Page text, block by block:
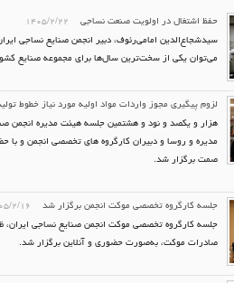
حفظ اشتغال در اولویت صنعت نساجی ۱۴۰۵/۲/۲۲
سیدشجاع‌الدین امامی‌رئوف، دبیر انجمن صنایع نساجی
می‌توان یکی از سخت‌ترین سال‌ها برای مجموعه صنایع
لزوم پیگیری مجوز واردات مواد اولیه مورد نیاز خطوط
هزار و یکصد و نود و هشتمین جلسه هیئت مدیره انجمن
مدیره و روسا و دبیران کارگروه های تخصصی انجمن و
صمت برگزار شد.
جلسه کارگروه تخصصی موکت انجمن برگزار شد ۱۴۰۵/
جلسه کارگروه تخصصی موکت انجمن صنایع نساجی ایران،
صادرات موکت، به‌صورت حضوری و آنلاین برگزار شد.